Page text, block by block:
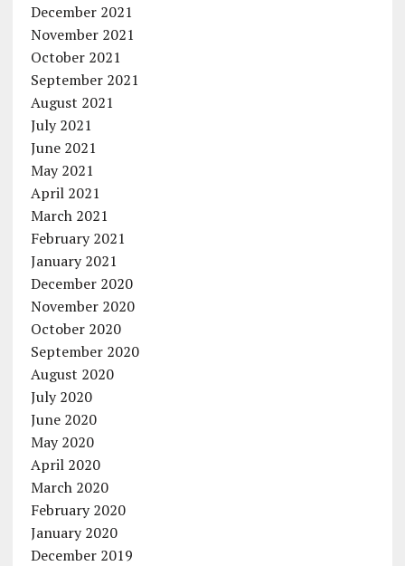
December 2021
November 2021
October 2021
September 2021
August 2021
July 2021
June 2021
May 2021
April 2021
March 2021
February 2021
January 2021
December 2020
November 2020
October 2020
September 2020
August 2020
July 2020
June 2020
May 2020
April 2020
March 2020
February 2020
January 2020
December 2019